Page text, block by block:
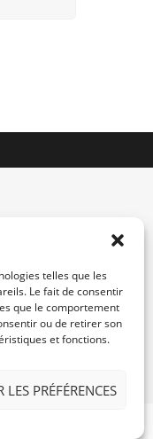
telles que les
Le fait de consentir
que le comportement
ou de retirer son
et fonctions.
LES PRÉFÉRENCES